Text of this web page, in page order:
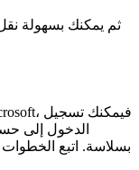
ثم يمكنك بسهولة
الدخول إلى
بسلاسة. اتبع الخطوات